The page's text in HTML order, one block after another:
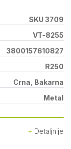
SKU 3709
VT-8255
3800157610827
R250
Crna, Bakarna
Metal
Detaljnije